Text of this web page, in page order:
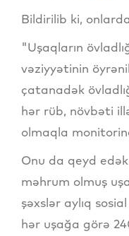
Bildirilib ki,
"Uşaqların
vəziyyətinin
çatanadək
hər rüb, növbəti
olmaqla
Onu da qeyd
məhrum olmuş
şəxslər aylıq
hər uşağa görə